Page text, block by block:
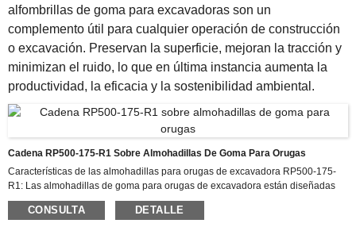
alfombrillas de goma para excavadoras son un
complemento útil para cualquier operación de construcción
o excavación. Preservan la superficie, mejoran la tracción y
minimizan el ruido, lo que en última instancia aumenta la
productividad, la eficacia y la sostenibilidad ambiental.
Cadena RP500-175-R1 Sobre Almohadillas De Goma Para Orugas
Características de las almohadillas para orugas de excavadora RP500-175-
R1: Las almohadillas de goma para orugas de excavadora están diseñadas
para soportar condiciones de trabajo extremas, lo que las convierte en una
opción confiable para operaciones de construcción y minería. A diferencia de
CONSULTA DETALLE